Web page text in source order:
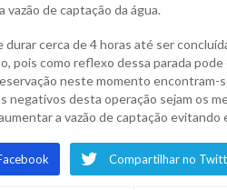
vazão de captação da água.
durar cerca de 4 horas até ser
pois como reflexo dessa parada
neste momento
negativos desta operação sejam os
a vazão de captação
Compartilhar no